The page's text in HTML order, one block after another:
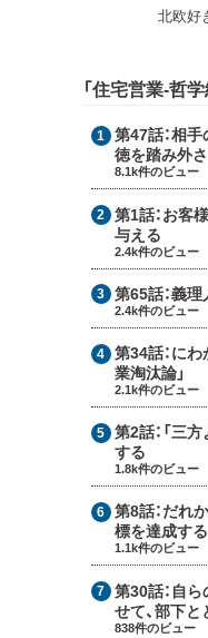
北欧好
「住宅営業-哲
第47話：相手
徳を踏み外
8.1k件のビュー
第1話：お客
与える
2.4k件のビュー
第65話：義理
2.4k件のビュー
第34話：にわ
業淘汰論」
2.1k件のビュー
第2話： 「三
する
1.8k件のビュー
第8話：だれ
標を達成する
1.1k件のビュー
第30話： 自
せて、部下と
838件のビュー